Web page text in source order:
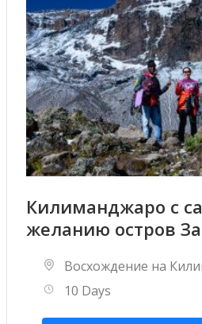
Килиманджаро с
желанию остров
Восхождение на
10 Days